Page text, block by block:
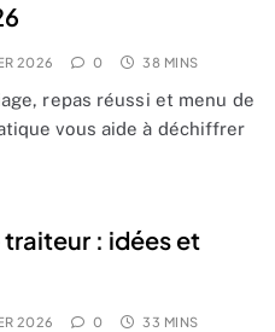
2026 0 38 MINS
repas réussi et menu de
vous aide à déchiffrer
: idées et
2026 0 33 MINS